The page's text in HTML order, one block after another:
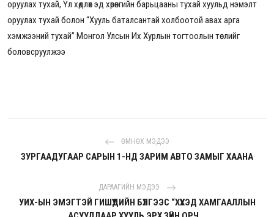
оруулах тухай, Үл хөдлөх эд хөрөнгийн барьцааны тухай хуульд нэмэлт
оруулах тухай болон “Хууль баталсантай холбоотой авах арга
хэмжээний тухай” Монгол Улсын Их Хурлын тогтоолын төслийг
боловсруулжээ
ӨМНӨХ МЭДЭЭ
ЗУРГААДУГААР САРЫН 1-НД ЗАРИМ АВТО ЗАМЫГ ХААНА
ДАРААГИЙН МЭДЭЭ
УИХ-ЫН ЭМЭГТЭЙ ГИШҮҮДИЙН БҮЛГЭЭС “ХҮҮХЭД ХАМГААЛЛЫН